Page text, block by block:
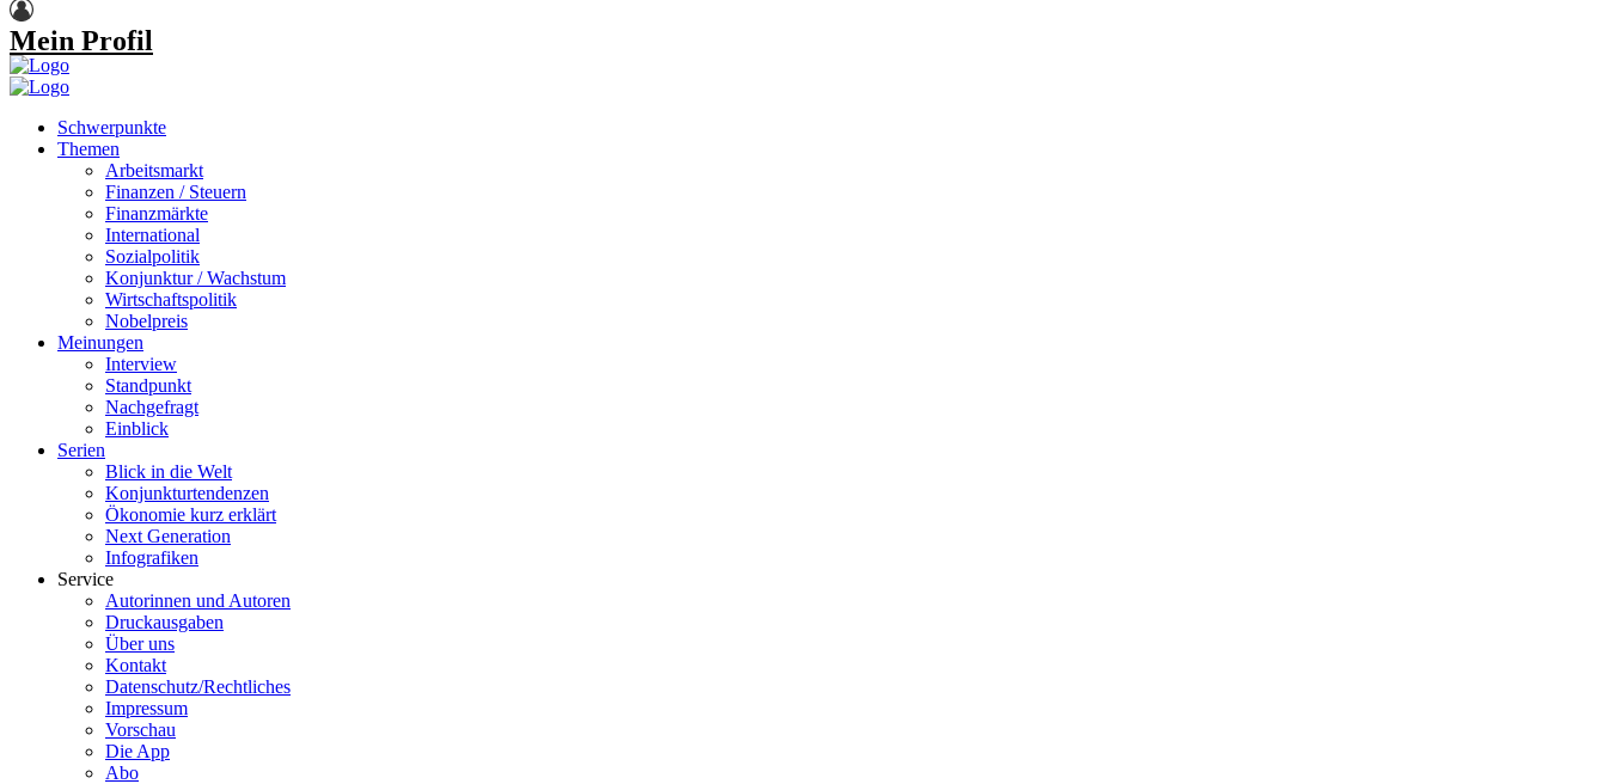
Mein Profil
Schwerpunkte
Themen
Arbeitsmarkt
Finanzen / Steuern
Finanzmärkte
International
Sozialpolitik
Konjunktur / Wachstum
Wirtschaftspolitik
Nobelpreis
Meinungen
Interview
Standpunkt
Nachgefragt
Einblick
Serien
Blick in die Welt
Konjunkturtendenzen
Ökonomie kurz erklärt
Next Generation
Infografiken
Service
Autorinnen und Autoren
Druckausgaben
Über uns
Kontakt
Datenschutz/Rechtliches
Impressum
Vorschau
Die App
Abo